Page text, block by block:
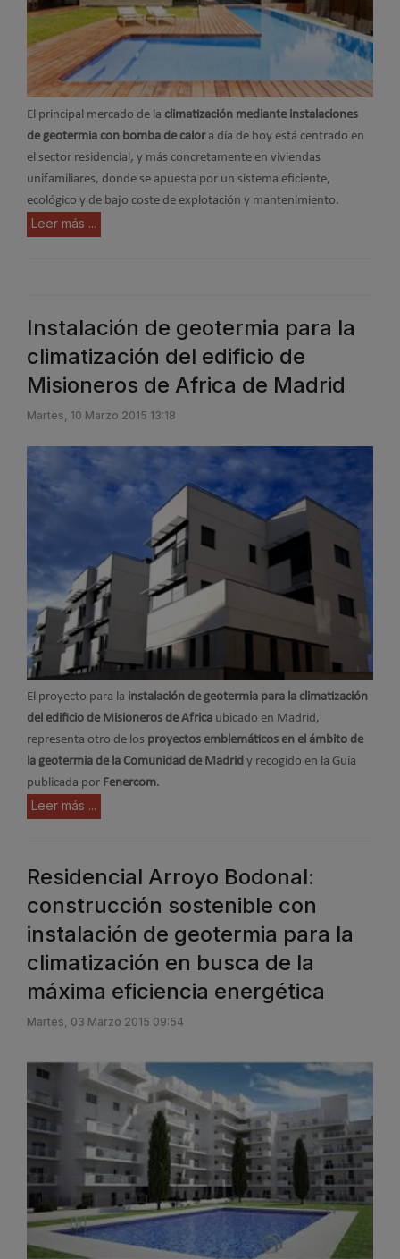
El principal mercado de la climatización mediante instalaciones
de geotermia con bomba de calor a día de hoy está centrado en
el sector residencial, y más concretamente en viviendas
unifamiliares, donde se apuesta por un sistema eficiente,
ecológico y de bajo coste de explotación y mantenimiento.
Leer más ...
Instalación de geotermia para la
climatización del edificio de
Misioneros de Africa de Madrid
Martes, 10 Marzo 2015 13:18
El proyecto para la instalación de geotermia para la climatización
del edificio de Misioneros de Africa ubicado en Madrid,
representa otro de los proyectos emblemáticos en el ámbito de
la geotermia de la Comunidad de Madrid y recogido en la Guía
publicada por Fenercom.
Leer más ...
Residencial Arroyo Bodonal:
construcción sostenible con
instalación de geotermia para la
climatización en busca de la
máxima eficiencia energética
Martes, 03 Marzo 2015 09:54